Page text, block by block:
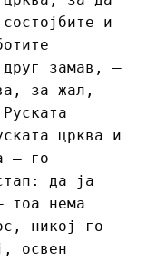
и
друг замав, –
за жал,
црква и
– го
да ја
тоа нема
никој го
освен